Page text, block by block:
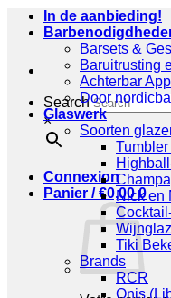
Search
×
Connexion
Panier /€0,00 0
In de aanbieding!
Barsets &
Baruitrusting
Achterbar
Door
Glaswerk
Soorten
Nick en
Tiki
Brands
RCR
Onis